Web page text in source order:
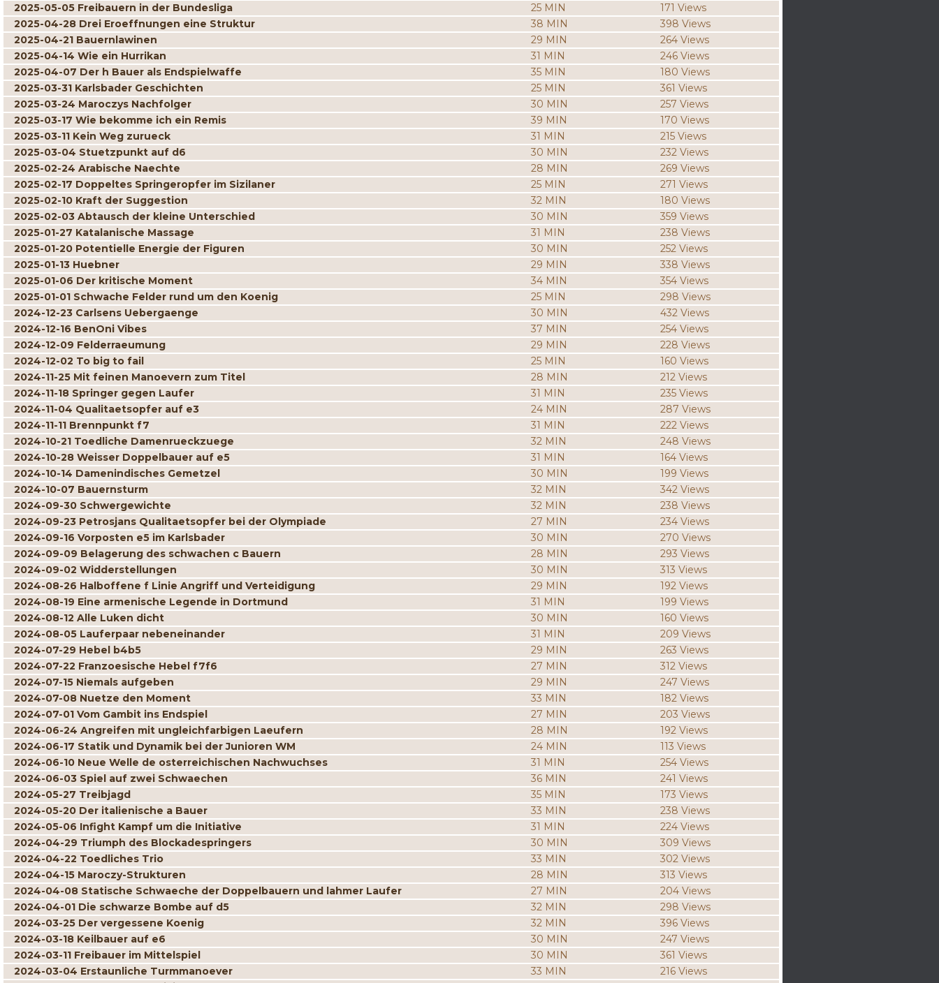
2025-05-05 Freibauern in der Bundesliga
25 MIN
171 Views
2025-04-28 Drei Eroeffnungen eine Struktur
38 MIN
398 Views
2025-04-21 Bauernlawinen
29 MIN
264 Views
2025-04-14 Wie ein Hurrikan
31 MIN
246 Views
2025-04-07 Der h Bauer als Endspielwaffe
35 MIN
180 Views
2025-03-31 Karlsbader Geschichten
25 MIN
361 Views
2025-03-24 Maroczys Nachfolger
30 MIN
257 Views
2025-03-17 Wie bekomme ich ein Remis
39 MIN
170 Views
2025-03-11 Kein Weg zurueck
31 MIN
215 Views
2025-03-04 Stuetzpunkt auf d6
30 MIN
232 Views
2025-02-24 Arabische Naechte
28 MIN
269 Views
2025-02-17 Doppeltes Springeropfer im Sizilaner
25 MIN
271 Views
2025-02-10 Kraft der Suggestion
32 MIN
180 Views
2025-02-03 Abtausch der kleine Unterschied
30 MIN
359 Views
2025-01-27 Katalanische Massage
31 MIN
238 Views
2025-01-20 Potentielle Energie der Figuren
30 MIN
252 Views
2025-01-13 Huebner
29 MIN
338 Views
2025-01-06 Der kritische Moment
34 MIN
354 Views
2025-01-01 Schwache Felder rund um den Koenig
25 MIN
298 Views
2024-12-23 Carlsens Uebergaenge
30 MIN
432 Views
2024-12-16 BenOni Vibes
37 MIN
254 Views
2024-12-09 Felderraeumung
29 MIN
228 Views
2024-12-02 To big to fail
25 MIN
160 Views
2024-11-25 Mit feinen Manoevern zum Titel
28 MIN
212 Views
2024-11-18 Springer gegen Laufer
31 MIN
235 Views
2024-11-04 Qualitaetsopfer auf e3
24 MIN
287 Views
2024-11-11 Brennpunkt f7
31 MIN
222 Views
2024-10-21 Toedliche Damenrueckzuege
32 MIN
248 Views
2024-10-28 Weisser Doppelbauer auf e5
31 MIN
164 Views
2024-10-14 Damenindisches Gemetzel
30 MIN
199 Views
2024-10-07 Bauernsturm
32 MIN
342 Views
2024-09-30 Schwergewichte
32 MIN
238 Views
2024-09-23 Petrosjans Qualitaetsopfer bei der Olympiade
27 MIN
234 Views
2024-09-16 Vorposten e5 im Karlsbader
30 MIN
270 Views
2024-09-09 Belagerung des schwachen c Bauern
28 MIN
293 Views
2024-09-02 Widderstellungen
30 MIN
313 Views
2024-08-26 Halboffene f Linie Angriff und Verteidigung
29 MIN
192 Views
2024-08-19 Eine armenische Legende in Dortmund
31 MIN
199 Views
2024-08-12 Alle Luken dicht
30 MIN
160 Views
2024-08-05 Lauferpaar nebeneinander
31 MIN
209 Views
2024-07-29 Hebel b4b5
29 MIN
263 Views
2024-07-22 Franzoesische Hebel f7f6
27 MIN
312 Views
2024-07-15 Niemals aufgeben
29 MIN
247 Views
2024-07-08 Nuetze den Moment
33 MIN
182 Views
2024-07-01 Vom Gambit ins Endspiel
27 MIN
203 Views
2024-06-24 Angreifen mit ungleichfarbigen Laeufern
28 MIN
192 Views
2024-06-17 Statik und Dynamik bei der Junioren WM
24 MIN
113 Views
2024-06-10 Neue Welle de osterreichischen Nachwuchses
31 MIN
254 Views
2024-06-03 Spiel auf zwei Schwaechen
36 MIN
241 Views
2024-05-27 Treibjagd
35 MIN
173 Views
2024-05-20 Der italienische a Bauer
33 MIN
238 Views
2024-05-06 Infight Kampf um die Initiative
31 MIN
224 Views
2024-04-29 Triumph des Blockadespringers
30 MIN
309 Views
2024-04-22 Toedliches Trio
33 MIN
302 Views
2024-04-15 Maroczy-Strukturen
28 MIN
313 Views
2024-04-08 Statische Schwaeche der Doppelbauern und lahmer Laufer
27 MIN
204 Views
2024-04-01 Die schwarze Bombe auf d5
32 MIN
298 Views
2024-03-25 Der vergessene Koenig
32 MIN
396 Views
2024-03-18 Keilbauer auf e6
30 MIN
247 Views
2024-03-11 Freibauer im Mittelspiel
30 MIN
361 Views
2024-03-04 Erstaunliche Turmmanoever
33 MIN
216 Views